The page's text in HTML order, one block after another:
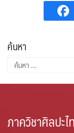
ค้นหา
ค้นหา
สำหรับ:
ภาควิชาศิลปะไ